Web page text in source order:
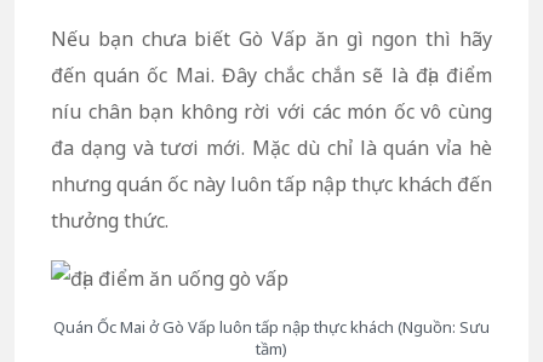
Nếu bạn chưa biết Gò Vấp ăn gì ngon thì hãy
đến quán ốc Mai. Đây chắc chắn sẽ là địa điểm
níu chân bạn không rời với các món ốc vô cùng
đa dạng và tươi mới. Mặc dù chỉ là quán vỉa hè
nhưng quán ốc này luôn tấp nập thực khách đến
thưởng thức.
Quán Ốc Mai ở Gò Vấp luôn tấp nập thực khách (Nguồn: Sưu
tầm)